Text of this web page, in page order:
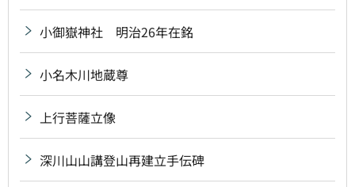
小御嶽神社 明治26年在銘
小名木川地蔵尊
上行菩薩立像
深川山山講登山再建立手伝碑